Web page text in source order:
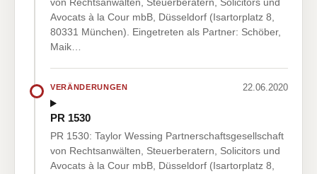
Avocats à la Cour mbB, Düsseldorf (Isartorplatz 8,
80331 München). Eingetreten als Partner: Schöber,
Maik…
VERÄNDERUNGEN 22.06.2020
PR 1530
PR 1530: Taylor Wessing Partnerschaftsgesellschaft
von Rechtsanwälten, Steuerberatern, Solicitors und
Avocats à la Cour mbB, Düsseldorf (Isartorplatz 8,